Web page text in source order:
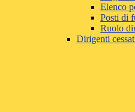
Elenco
Posti di
Ruolo
Dirigenti